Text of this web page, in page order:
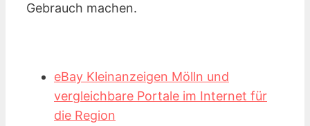
Gebrauch machen.
eBay Kleinanzeigen Mölln und
vergleichbare Portale im Internet für
die Region